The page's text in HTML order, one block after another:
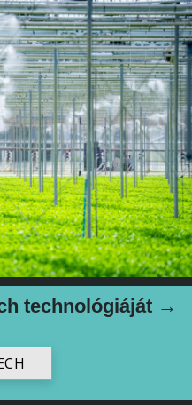
technológiáját →